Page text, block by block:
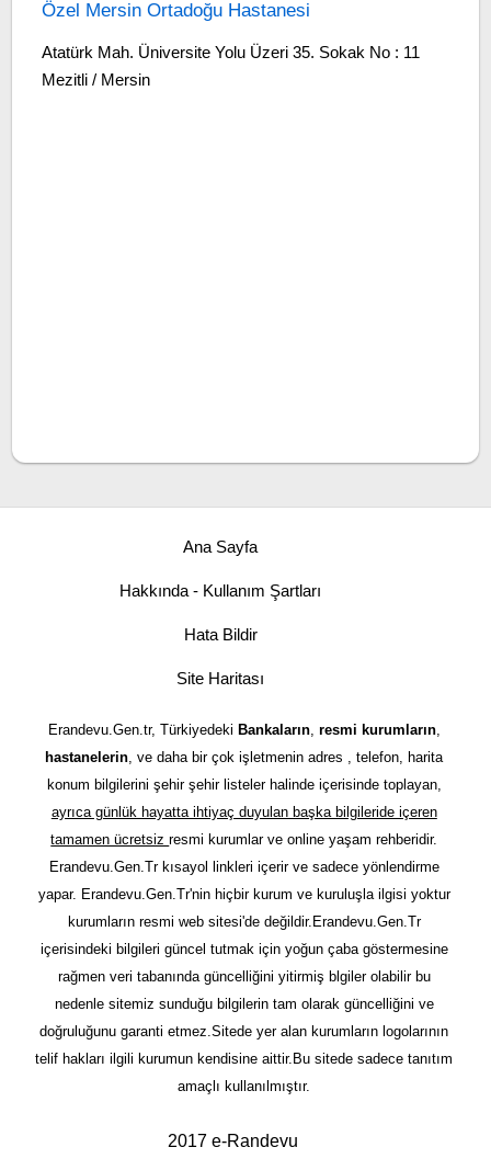
Özel Mersin Ortadoğu Hastanesi
Atatürk Mah. Üniversite Yolu Üzeri 35. Sokak No : 11
Mezitli / Mersin
Ana Sayfa
Hakkında - Kullanım Şartları
Hata Bildir
Site Haritası
Erandevu.Gen.tr, Türkiyedeki Bankaların, resmi kurumların,
hastanelerin, ve daha bir çok işletmenin adres , telefon, harita
konum bilgilerini şehir şehir listeler halinde içerisinde toplayan,
ayrıca günlük hayatta ihtiyaç duyulan başka bilgileride içeren
tamamen ücretsizresmi kurumlar ve online yaşam rehberidir.
Erandevu.Gen.Tr kısayol linkleri içerir ve sadece yönlendirme
yapar. Erandevu.Gen.Tr'nin hiçbir kurum ve kuruluşla ilgisi yoktur
kurumların resmi web sitesi'de değildir.Erandevu.Gen.Tr
içerisindeki bilgileri güncel tutmak için yoğun çaba göstermesine
rağmen veri tabanında güncelliğini yitirmiş blgiler olabilir bu
nedenle sitemiz sunduğu bilgilerin tam olarak güncelliğini ve
doğruluğunu garanti etmez.Sitede yer alan kurumların logolarının
telif hakları ilgili kurumun kendisine aittir.Bu sitede sadece tanıtım
amaçlı kullanılmıştır.
2017 e-Randevu